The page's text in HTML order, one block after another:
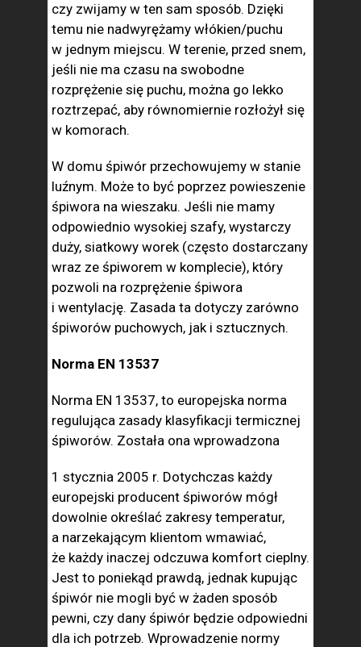
czy zwijamy w ten sam sposób. Dzięki
temu nie nadwyrężamy włókien/puchu
w jednym miejscu. W terenie, przed snem,
jeśli nie ma czasu na swobodne
rozprężenie się puchu, można go lekko
roztrzepać, aby równomiernie rozłożył się
w komorach.
W domu śpiwór przechowujemy w stanie
luźnym. Może to być poprzez powieszenie
śpiwora na wieszaku. Jeśli nie mamy
odpowiednio wysokiej szafy, wystarczy
duży, siatkowy worek (często dostarczany
wraz ze śpiworem w komplecie), który
pozwoli na rozprężenie śpiwora
i wentylację. Zasada ta dotyczy zarówno
śpiworów puchowych, jak i sztucznych.
Norma EN 13537
Norma EN 13537, to europejska norma
regulująca zasady klasyfikacji termicznej
śpiworów. Została ona wprowadzona
1 stycznia 2005 r. Dotychczas każdy
europejski producent śpiworów mógł
dowolnie określać zakresy temperatur,
a narzekającym klientom wmawiać,
że każdy inaczej odczuwa komfort cieplny.
Jest to poniekąd prawdą, jednak kupując
śpiwór nie mogli być w żaden sposób
pewni, czy dany śpiwór będzie odpowiedni
dla ich potrzeb. Wprowadzenie normy